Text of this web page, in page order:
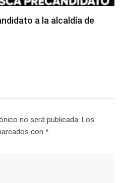
deja daños materiales
no será publicada. Los
con *